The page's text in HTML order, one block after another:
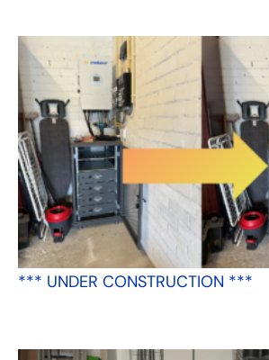
*** UNDER CONSTRUCTION ***